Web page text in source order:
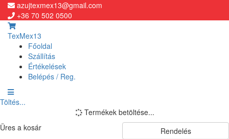
azujtexmex13@gmail.com
+36 70 502 0500
TexMex13
Főoldal
Szállítás
Értékelések
Belépés / Reg.
Töltés...
Termékek betöltése...
Üres a kosár
Rendelés